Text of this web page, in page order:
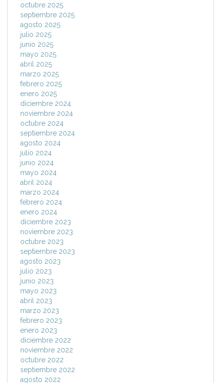
octubre 2025
septiembre 2025
agosto 2025
julio 2025
junio 2025
mayo 2025
abril 2025
marzo 2025
febrero 2025
enero 2025
diciembre 2024
noviembre 2024
octubre 2024
septiembre 2024
agosto 2024
julio 2024
junio 2024
mayo 2024
abril 2024
marzo 2024
febrero 2024
enero 2024
diciembre 2023
noviembre 2023
octubre 2023
septiembre 2023
agosto 2023
julio 2023
junio 2023
mayo 2023
abril 2023
marzo 2023
febrero 2023
enero 2023
diciembre 2022
noviembre 2022
octubre 2022
septiembre 2022
agosto 2022